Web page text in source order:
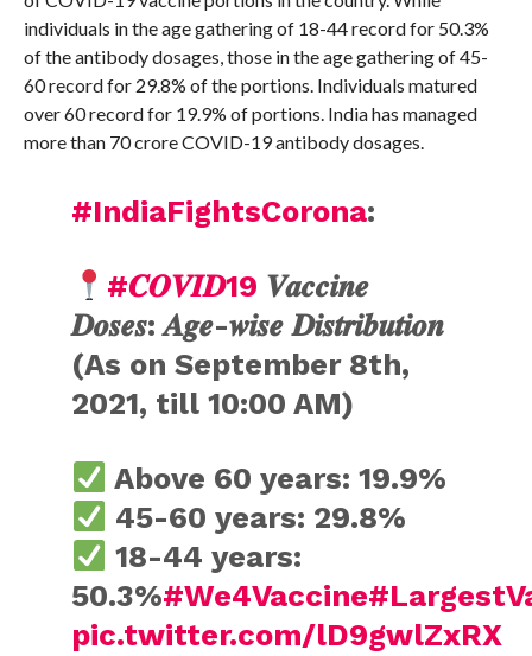
individuals in the age gathering of 18-44 record for 50.3%
of the antibody dosages, those in the age gathering of 45-
60 record for 29.8% of the portions. Individuals matured
over 60 record for 19.9% of portions. India has managed
more than 70 crore COVID-19 antibody dosages.
#IndiaFightsCorona:
#𝑪𝑶𝑽𝑰𝑫19 𝑽𝒂𝒄𝒄𝒊𝒏𝒆
𝑫𝒐𝒔𝒆𝒔: 𝑨𝒈𝒆-𝒘𝒊𝒔𝒆 𝑫𝒊𝒔𝒕𝒓𝒊𝒃𝒖𝒕𝒊𝒐𝒏
(As on September 8th,
2021, till 10:00 AM)
Above 60 years: 19.9%
45-60 years: 29.8%
18-44 years:
50.3%#We4Vaccine
pic.twitter.com/lD9gwlZxRX